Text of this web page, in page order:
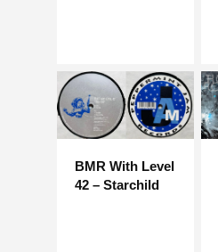
BMR With Level
42 – Starchild